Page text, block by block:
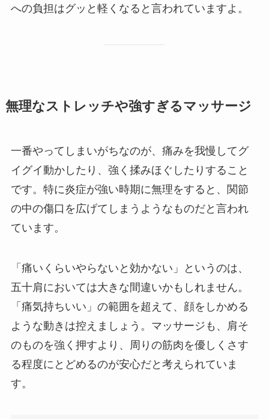
への負担はグッと軽くなると言われていますよ。
無理なストレッチや強すぎるマッサージ
一番やってしまいがちなのが、痛みを我慢してグ
イグイ動かしたり、強く揉みほぐしたりすること
です。特に炎症が強い時期に無理をすると、関節
の中の傷口を広げてしまうようなものだと言われ
ています。
「痛いくらいやらないと効かない」というのは、
五十肩においては大きな間違いかもしれません。
「痛気持ちいい」の範囲を超えて、顔をしかめる
ような動きは控えましょう。マッサージも、肩そ
のものを強く押すより、周りの筋肉を優しくさす
る程度にとどめるのが安心だと考えられていま
す。